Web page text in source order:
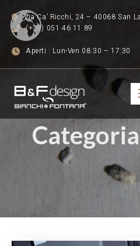
Via Ca’ Ricchi, 24 – 40068 San
(+39) 051 46 11 89
Aperti : Lun-Ven 08:30 – 17:30